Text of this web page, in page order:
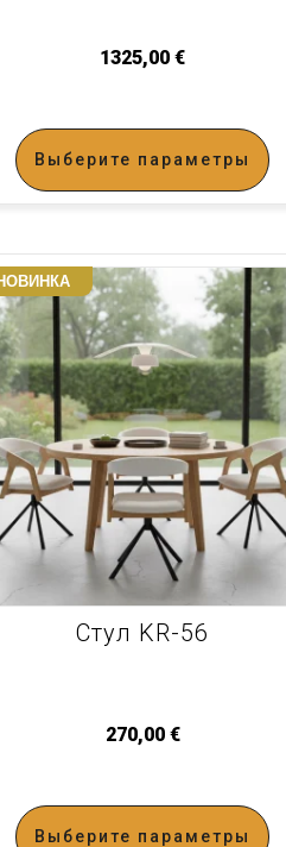
1325,00€
Выберите параметры
Стул KR-56
270,00 €
Выберите параметры